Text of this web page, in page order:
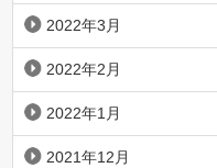
2022年3月
2022年2月
2022年1月
2021年12月